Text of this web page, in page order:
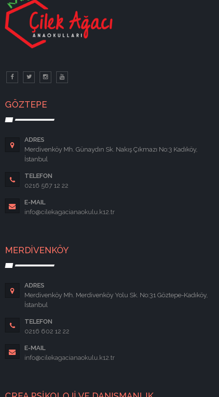
GÖZTEPE
ADRES
Merdivenköy Mh. Günaydın Sk. Nakış Çıkmazı No:3 Kadıköy,
İstanbul
TELEFON
0216 567 12 22
E-MAIL
info@cilekagacianaokulu.k12.tr
MERDİVENKÖY
ADRES
Merdivenköy Mh. Merdivenköy Yolu Sk. No:31 Göztepe-Kadıköy,
İstanbul
TELEFON
0216 602 12 22
E-MAIL
info@cilekagacianaokulu.k12.tr